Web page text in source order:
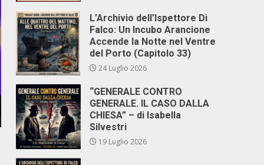
L’Archivio dell’Ispettore Di
Falco: Un Incubo Arancione
Accende la Notte nel Ventre
del Porto (Capitolo 33)
24 Luglio 2026
“GENERALE CONTRO
GENERALE. IL CASO DALLA
CHIESA” – di Isabella
Silvestri
19 Luglio 2026